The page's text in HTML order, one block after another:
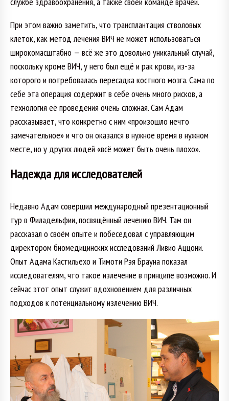
При этом важно заметить, что трансплантация стволовых
клеток, как метод лечения ВИЧ не может использоваться
широкомасштабно — всё же это довольно уникальный случай,
поскольку кроме ВИЧ, у него был ещё и рак крови, из-за
которого и потребовалась пересадка костного мозга. Сама по
себе эта операция содержит в себе очень много рисков, а
технология её проведения очень сложная. Сам Адам
рассказывает, что конкретно с ним «произошло нечто
замечательное» и что он оказался в нужное время в нужном
месте, но у других людей «всё может быть очень плохо».
Надежда для исследователей
Недавно Адам совершил международный презентационный
тур в Филадельфии, посвящённый лечению ВИЧ. Там он
рассказал о своём опыте и побеседовал с управляющим
директором биомедицинских исследований Ливио Аццони.
Опыт Адама Кастильехо и Тимоти Рэя Брауна показал
исследователям, что такое излечение в принципе возможно. И
сейчас этот опыт служит вдохновением для различных
подходов к потенциальному излечению ВИЧ.